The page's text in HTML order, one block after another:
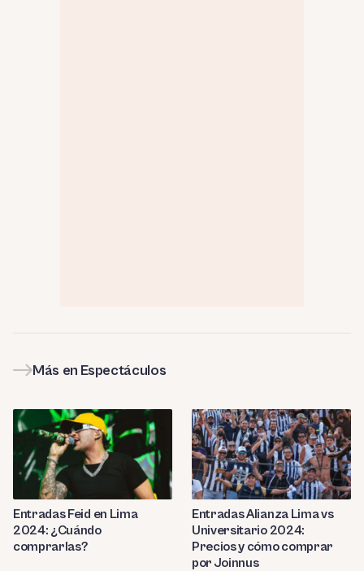
Más en Espectáculos
Entradas Feid en Lima
2024: ¿Cuándo
comprarlas?
Entradas Alianza Lima vs
Universitario 2024:
Precios y cómo comprar
por Joinnus